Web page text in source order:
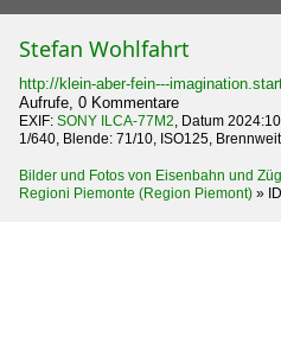
Stefan Wohlfahrt
http://klein-aber-fein---
Aufrufe, 0 Kommentare
EXIF: SONY ILCA-77M2, Datum
1/640, Blende: 71/10, ISO125,
Bilder und Fotos von Eisenbahn und
Regioni Piemonte (Region Piemont) »